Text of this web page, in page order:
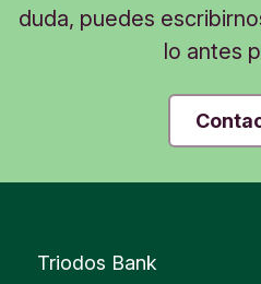
duda, puedes
lo antes
Triodos Bank